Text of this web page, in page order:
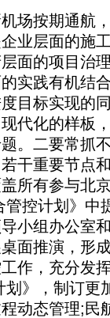
按期通航
业层面的施
面的项目治
实践有机结
目标实现的
代化的样板
。二要常抓
干重要节点
所有参与北
控计划》中
小组办公室
面推演，形
作，充分发
》，制订更
动态管理;民